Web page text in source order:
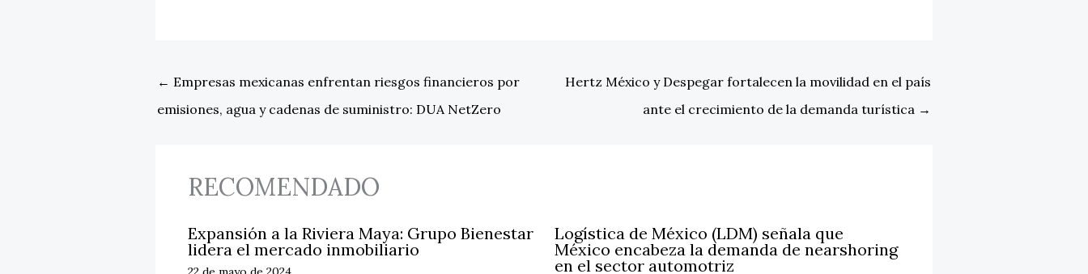
← Empresas mexicanas enfrentan riesgos financieros por
emisiones, agua y cadenas de suministro: DUA NetZero
Hertz México y Despegar fortalecen la movilidad en el país
ante el crecimiento de la demanda turística →
RECOMENDADO
Expansión a la Riviera Maya: Grupo Bienestar
lidera el mercado inmobiliario
Logística de México (LDM) señala que
México encabeza la demanda de nearshoring
en el sector automotriz